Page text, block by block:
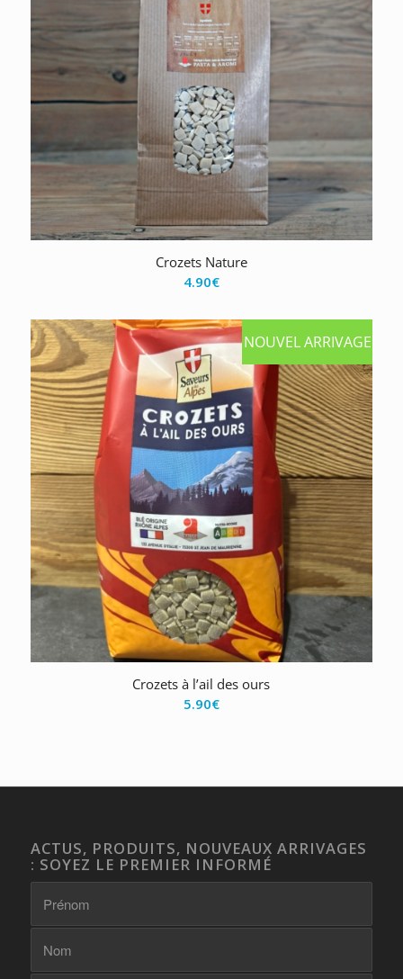
Crozets Nature
4.90€
NOUVEL ARRIVAGE
Crozets à l’ail des ours
5.90€
ACTUS, PRODUITS, NOUVEAUX ARRIVAGES
: SOYEZ LE PREMIER INFORMÉ